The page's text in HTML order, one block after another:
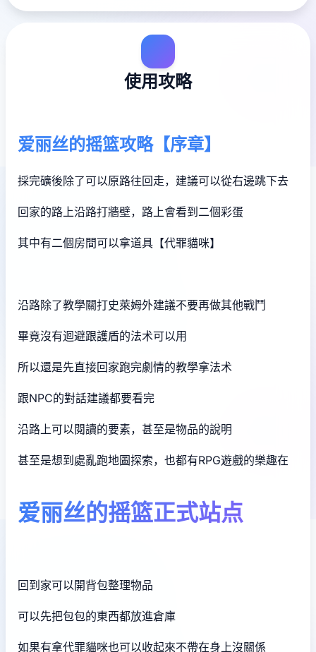
使用攻略
爱丽丝的摇篮攻略【序章】
採完礦後除了可以原路往回走，建議可以從右邊跳下去
回家的路上沿路打牆壁，路上會看到二個彩蛋
其中有二個房間可以拿道具【代罪貓咪】
沿路除了教學關打史萊姆外建議不要再做其他戰鬥
畢竟沒有迴避跟護盾的法术可以用
所以還是先直接回家跑完劇情的教學拿法术
跟NPC的對話建議都要看完
沿路上可以閱讀的要素，甚至是物品的說明
甚至是想到處亂跑地圖探索，也都有RPG遊戲的樂趣在
爱丽丝的摇篮正式站点
回到家可以開背包整理物品
可以先把包包的東西都放進倉庫
如果有拿代罪貓咪也可以收起來不帶在身上沒關係